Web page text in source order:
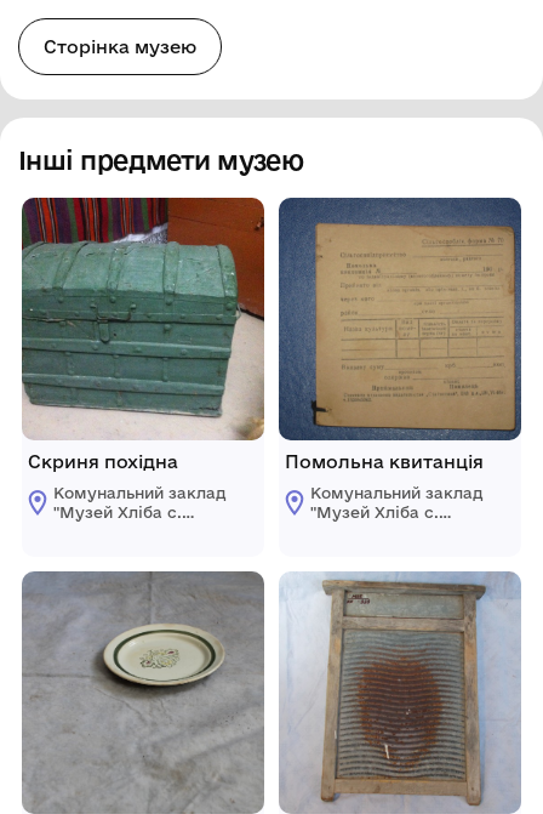
Сторінка музею
Інші предмети музею
Скриня похідна
Комунальний заклад
"Музей Хліба с.
Помольна квитанція
Комунальний заклад
"Музей Хліба с.